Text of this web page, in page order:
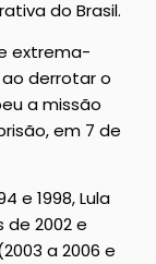
do Brasil.
extrema-
ao derrotar o
a missão
em 7 de
e 1998, Lula
2002 e
a 2006 e